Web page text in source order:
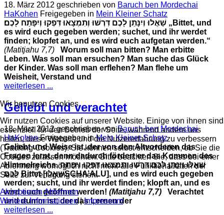
18. März 2012 geschrieben von Baruch ben Mordechai
HaKohen Freigegeben in Mein Kleiner Schatz
שַׁאֲלוּ וְיִנָּתֵן לָכֶם דִּרְשׁוּ וְתִמְצָאוּ דִּפְקוּ וְיִפָּתַח לָכֶם׃ „Bittet, und
es wird euch gegeben werden; suchet, und ihr werdet
finden; klopfet an, und es wird euch aufgetan werden.“
(Matitjahu 7,7)
Worum soll man bitten? Man erbitte
Leben. Was soll man ersuchen? Man suche das Glück
der Kinder. Was soll man erflehen? Man flehe um
Weisheit, Verstand und
weiterlesen ...
Geliebt und verachtet
18. März 2012geschrieben von Baruch ben Mordechai
HaKohen Freigegeben in Mein Kleiner Schatz
Geliebt und Weise ist, der von den Altvorderen das
Fragen lernt, denn dadurch fördert er das Kommen des
Himmelreichs. שַׁאֲלוּ וְיִנָּתֵן לָכֶם דִּרְשׁוּ וְתִמְצָאוּ דִּפְקוּ וְיִפָּתַח
לָכֶם׃ Bittet [שַׁאֲלוּSCHA’ALU], und es wird euch gegeben
werden; sucht, und ihr werdet finden; klopft an, und es
wird euch geöffnet werden! (Matitjahu 7,7)
Verachtet
und dumm ist, der das Lernen der
weiterlesen ...
Wir benutzen Cookies
Wir nutzen Cookies auf unserer Website. Einige von ihnen sind
essenziell für den Betrieb der Seite, während andere uns
helfen, diese Website und die Nutzererfahrung zu verbessern
(Tracking Cookies). Sie können selbst entscheiden, ob Sie die
Cookies zulassen möchten. Bitte beachten Sie, dass bei einer
Ablehnung womöglich nicht mehr alle Funktionalitäten der
Seite zur Verfügung stehen.
Akzeptieren Ablehnen
Weitere Informationen|Impressum